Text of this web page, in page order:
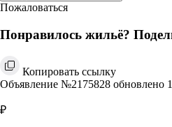
Пожаловаться
Понравилось жильё?
Копировать ссылку
Объявление №2175828 обновлено
₽